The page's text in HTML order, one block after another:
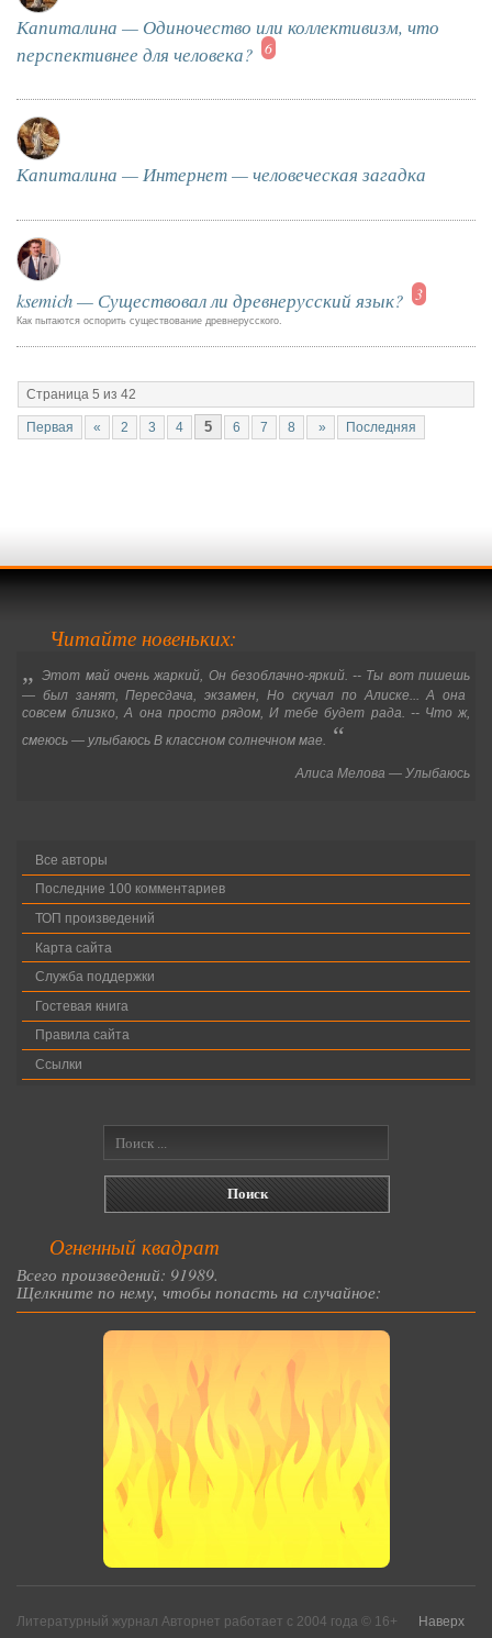
Капиталина — Одиночество или коллективизм, что
перспективнее для человека? 6
Капиталина — Интернет — человеческая загадка
ksemich — Существовал ли древнерусский язык? 3
Как пытаются оспорить существование древнерусского.
Страница 5 из 42
Первая « 2 3 4 5 6 7 8 » Последняя
Читайте новеньких:
„Этот май очень жаркий, Он безоблачно-яркий. -- Ты вот пишешь
— был занят, Пересдача, экзамен, Но скучал по Алиске... А она
совсем близко, А она просто рядом, И тебе будет рада. -- Что ж,
смеюсь — улыбаюсь В классном солнечном мае. “
Алиса Мелова — Улыбаюсь
Все авторы
Последние 100 комментариев
ТОП произведений
Карта сайта
Служба поддержки
Гостевая книга
Правила сайта
Ссылки
Огненный квадрат
Всего произведений: 91989.
Щелкните по нему, чтобы попасть на случайное:
Наверх
Литературный журнал Авторнет работает с 2004 года © 16+